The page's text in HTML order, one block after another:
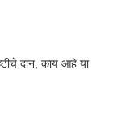
दान, काय आहे या